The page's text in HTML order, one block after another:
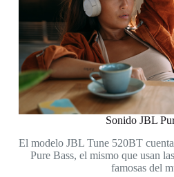
Sonido JBL
El modelo JBL Tune 520BT
Pure Bass, el mismo que usan
famosas del